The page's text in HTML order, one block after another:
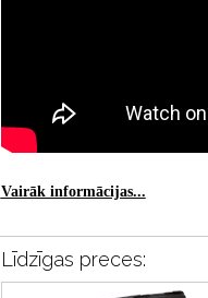
Vairāk informācijas...
Līdzīgas preces: